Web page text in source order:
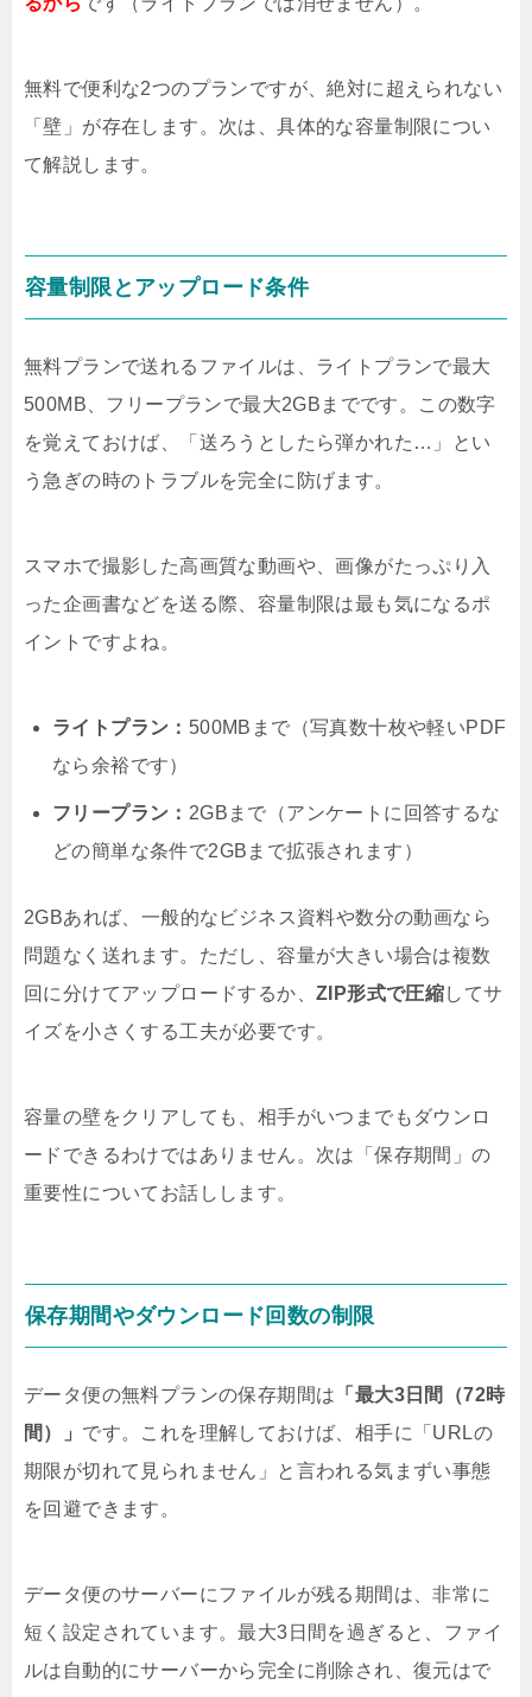
無料で便利な2つのプランですが、絶対に超えられない
「壁」が存在します。次は、具体的な容量制限につい
て解説します。
容量制限とアップロード条件
無料プランで送れるファイルは、ライトプランで最大
500MB、フリープランで最大2GBまでです。この数字
を覚えておけば、「送ろうとしたら弾かれた…」とい
う急ぎの時のトラブルを完全に防げます。
スマホで撮影した高画質な動画や、画像がたっぷり入
った企画書などを送る際、容量制限は最も気になるポ
イントですよね。
ライトプラン： 500MBまで（写真数十枚や軽いPDF
なら余裕です）
フリープラン： 2GBまで（アンケートに回答するな
どの簡単な条件で2GBまで拡張されます）
2GBあれば、一般的なビジネス資料や数分の動画なら
問題なく送れます。ただし、容量が大きい場合は複数
回に分けてアップロードするか、 ZIP形式で圧縮してサ
イズを小さくする工夫が必要です。
容量の壁をクリアしても、相手がいつまでもダウンロ
ードできるわけではありません。次は「保存期間」の
重要性についてお話しします。
保存期間やダウンロード回数の制限
データ便の無料プランの保存期間は 「最大3日間（72時
間）」 です。これを理解しておけば、相手に「URLの
期限が切れて見られません」と言われる気まずい事態
を回避できます。
データ便のサーバーにファイルが残る期間は、非常に
短く設定されています。最大3日間を過ぎると、ファイ
ルは自動的にサーバーから完全に削除され、復元はで